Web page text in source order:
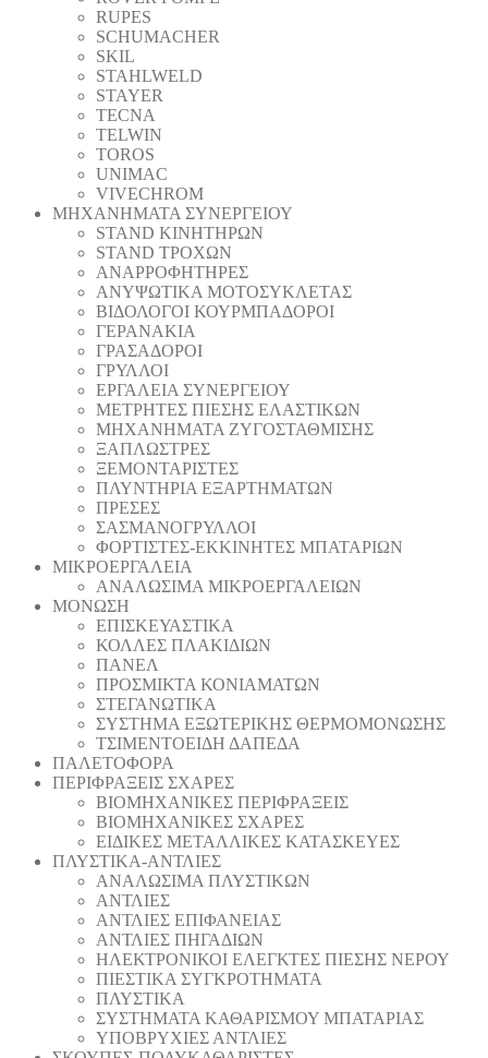
RUPES
SCHUMACHER
SKIL
STAHLWELD
STAYER
TECNA
TELWIN
TOROS
UNIMAC
VIVECHROM
ΜΗΧΑΝΗΜΑΤΑ ΣΥΝΕΡΓΕΙΟΥ
STAND ΚΙΝΗΤΗΡΩΝ
STAND ΤΡΟΧΩΝ
ΑΝΑΡΡΟΦΗΤΗΡΕΣ
ΑΝΥΨΩΤΙΚΑ ΜΟΤΟΣΥΚΛΕΤΑΣ
ΒΙΔΟΛΟΓΟΙ ΚΟΥΡΜΠΑΔΟΡΟΙ
ΓΕΡΑΝΑΚΙΑ
ΓΡΑΣΑΔΟΡΟΙ
ΓΡΥΛΛΟΙ
ΕΡΓΑΛΕΙΑ ΣΥΝΕΡΓΕΙΟΥ
ΜΕΤΡΗΤΕΣ ΠΙΕΣΗΣ ΕΛΑΣΤΙΚΩΝ
ΜΗΧΑΝΗΜΑΤΑ ΖΥΓΟΣΤΑΘΜΙΣΗΣ
ΞΑΠΛΩΣΤΡΕΣ
ΞΕΜΟΝΤΑΡΙΣΤΕΣ
ΠΛΥΝΤΗΡΙΑ ΕΞΑΡΤΗΜΑΤΩΝ
ΠΡΕΣΕΣ
ΣΑΣΜΑΝΟΓΡΥΛΛΟΙ
ΦΟΡΤΙΣΤΕΣ-ΕΚΚΙΝΗΤΕΣ ΜΠΑΤΑΡΙΩΝ
ΜΙΚΡΟΕΡΓΑΛΕΙΑ
ΑΝΑΛΩΣΙΜΑ ΜΙΚΡΟΕΡΓΑΛΕΙΩΝ
ΜΟΝΩΣΗ
ΕΠΙΣΚΕΥΑΣΤΙΚΑ
ΚΟΛΛΕΣ ΠΛΑΚΙΔΙΩΝ
ΠΑΝΕΛ
ΠΡΟΣΜΙΚΤΑ ΚΟΝΙΑΜΑΤΩΝ
ΣΤΕΓΑΝΩΤΙΚΑ
ΣΥΣΤΗΜΑ ΕΞΩΤΕΡΙΚΗΣ ΘΕΡΜΟΜΟΝΩΣΗΣ
ΤΣΙΜΕΝΤΟΕΙΔΗ ΔΑΠΕΔΑ
ΠΑΛΕΤΟΦΟΡΑ
ΠΕΡΙΦΡΑΞΕΙΣ ΣΧΑΡΕΣ
ΒΙΟΜΗΧΑΝΙΚΕΣ ΠΕΡΙΦΡΑΞΕΙΣ
ΒΙΟΜΗΧΑΝΙΚΕΣ ΣΧΑΡΕΣ
ΕΙΔΙΚΕΣ ΜΕΤΑΛΛΙΚΕΣ ΚΑΤΑΣΚΕΥΕΣ
ΠΛΥΣΤΙΚΑ-ΑΝΤΛΙΕΣ
ΑΝΑΛΩΣΙΜΑ ΠΛΥΣΤΙΚΩΝ
ΑΝΤΛΙΕΣ
ΑΝΤΛΙΕΣ ΕΠΙΦΑΝΕΙΑΣ
ΑΝΤΛΙΕΣ ΠΗΓΑΔΙΩΝ
ΗΛΕΚΤΡΟΝΙΚΟΙ ΕΛΕΓΚΤΕΣ ΠΙΕΣΗΣ ΝΕΡΟΥ
ΠΙΕΣΤΙΚΑ ΣΥΓΚΡΟΤΗΜΑΤΑ
ΠΛΥΣΤΙΚΑ
ΣΥΣΤΗΜΑΤΑ ΚΑΘΑΡΙΣΜΟΥ ΜΠΑΤΑΡΙΑΣ
ΥΠΟΒΡΥΧΙΕΣ ΑΝΤΛΙΕΣ